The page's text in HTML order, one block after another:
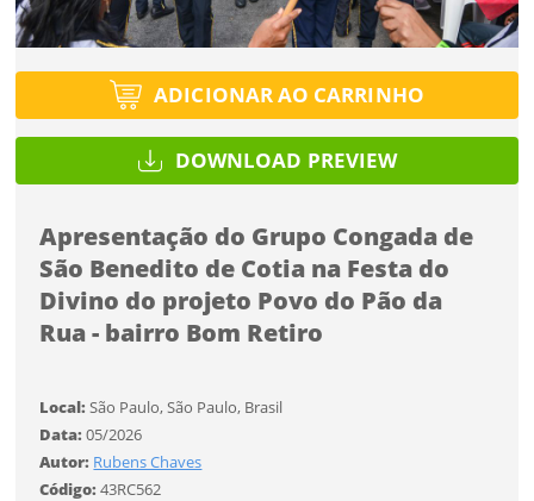
ADICIONAR AO CARRINHO
DOWNLOAD PREVIEW
Apresentação do Grupo Congada de
São Benedito de Cotia na Festa do
Divino do projeto Povo do Pão da
Rua - bairro Bom Retiro
Local:São Paulo, São Paulo, Brasil
Data:05/2026
Autor: Rubens Chaves
Código:43RC562
Formato
Tipo de projeto
Selecione
Formato
Tamanho
FINALIZAR
Você ainda não tem conta?
CADASTRE-SE
SALVAR
Li e concordo com os Termos de Uso do site
Já tem uma conta?
Tipo de download
Limite de download
Formato
Tamanho